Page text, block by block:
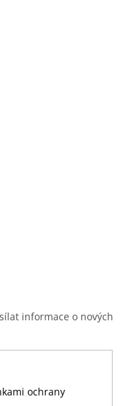
informace o nových
ochrany